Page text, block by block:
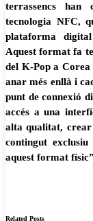
terrassencs han
tecnologia NFC,
plataforma
Aquest format fa
del K-Pop a
anar més enllà i
punt de connexió
accés a una
alta qualitat,
contingut
aquest format
Related Posts